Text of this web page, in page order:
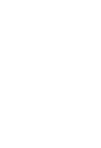
Ürün
Ürün
Ürün fiyatı
Bu ürüne